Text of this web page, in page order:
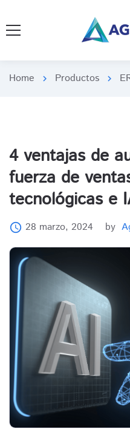
Home chevron_right Productos chevron_right
4 ventajas de
fuerza de
tecnológicas e
access_time 28 marzo, 2024 by